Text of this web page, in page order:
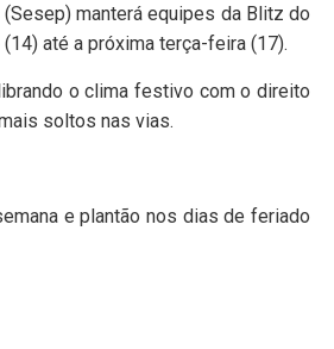
manterá equipes da Blitz do
até a próxima terça-feira (17).
o clima festivo com o direito
soltos nas vias.
e plantão nos dias de feriado